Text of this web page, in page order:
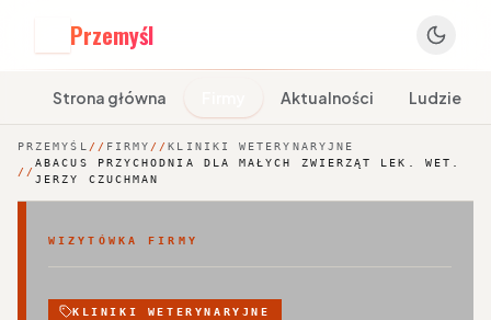
Przemyśl
Strona główna Aktualności Ludzie
PRZEMYŚL // FIRMY //KLINIKI WETERYNARYJNE
//
ABACUS PRZYCHODNIA DLA MAŁYCH ZWIERZĄT LEK. WET.
JERZY CZUCHMAN
WIZYTÓWKA FIRMY
KLINIKI WETERYNARYJNE